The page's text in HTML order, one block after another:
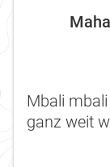
Mbali
ganz weit